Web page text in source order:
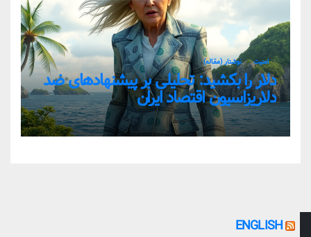
امنیت نوشتار (مقاله)
دلار را بکشید: تحلیلی بر پیشنهادهای ضد
دلاریزاسیون اقتصاد ایران
ENGLISH